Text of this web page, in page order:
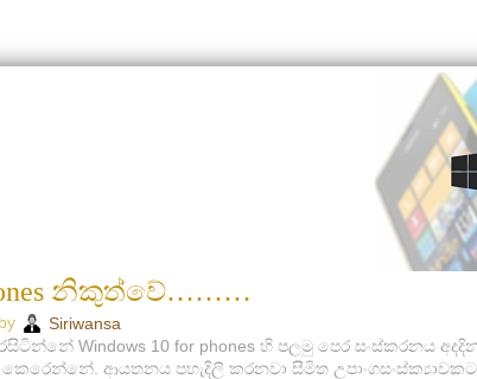
නිකුත්වේ………
by
Siriwansa
Windows 10 for phones හි පලමු පෙර සංස්කරනය
කෙරෙන්නේ. ආයතනය පහැදිලි කරනවා සීමිත